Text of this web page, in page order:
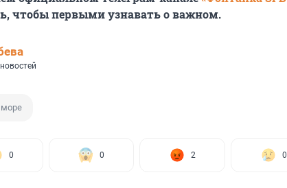
чтобы первыми узнавать о важном.
море
0 0 2 0